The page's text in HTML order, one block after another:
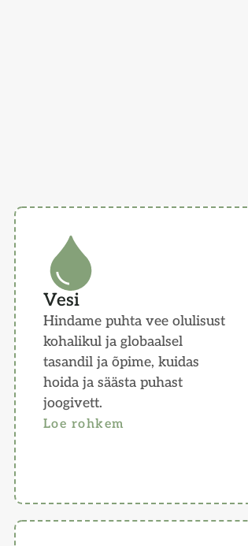
Vesi
Hindame puhta vee olulisust
kohalikul ja globaalsel
tasandil ja õpime, kuidas
hoida ja säästa puhast
joogivett.
Loe rohkem